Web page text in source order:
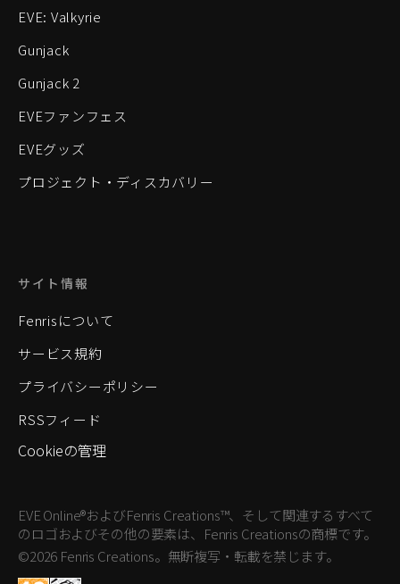
EVE: Valkyrie
Gunjack
Gunjack 2
EVEファンフェス
EVEグッズ
プロジェクト・ディスカバリー
サイト情報
Fenrisについて
サービス規約
プライバシーポリシー
RSSフィード
Cookieの管理
EVE Online®およびFenris Creations™、そして関連するすべて
のロゴおよびその他の要素は、Fenris Creationsの商標です。
©2026 Fenris Creations。無断複写・転載を禁じます。